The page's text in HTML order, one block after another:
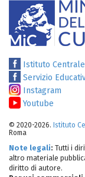
Istituto
Servizio
Instagram
Youtube
© 2020-2026. Istituto
Roma
Note legali: Tutti i
altro materiale
diritto di autore.